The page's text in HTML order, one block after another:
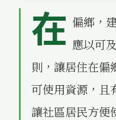
在 偏鄉，
應以可
則，讓居住在偏
可使用資源，且
讓社區居民方便